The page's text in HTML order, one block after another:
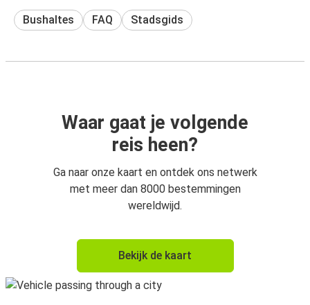
Bushaltes FAQ Stadsgids
Waar gaat je volgende
reis heen?
Ga naar onze kaart en ontdek ons netwerk
met meer dan 8000 bestemmingen
wereldwijd.
Bekijk de kaart